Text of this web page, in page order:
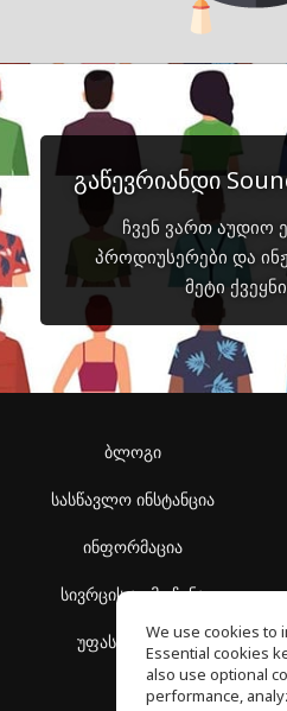
გაწევრიანდი
ჩვენ ვართ აუდიო
პროდიუსერები და
მეტი
ბლოგი
სასწავლო ინსტანცია
ინფორმაცია
სივრცის აღმოჩენა
უფასო სკოლაWe use cookies to
Essential cookies
also use optional
performance,